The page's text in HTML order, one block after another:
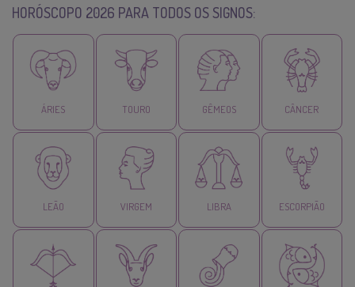
HORÓSCOPO 2026 PARA TODOS OS SIGNOS:
ÁRIES TOURO GÊMEOS CÂNCER
LEÃO VIRGEM LIBRA ESCORPIÃO